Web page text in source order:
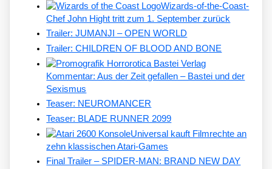
Wizards-of-the-Coast-
Chef John Hight tritt zum 1. September zurück
Trailer: JUMANJI – OPEN WORLD
Trailer: CHILDREN OF BLOOD AND BONE
Kommentar: Aus der Zeit gefallen – Bastei und der
Sexismus
Teaser: NEUROMANCER
Teaser: BLADE RUNNER 2099
Universal kauft Filmrechte an
zehn klassischen Atari-Games
Final Trailer – SPIDER-MAN: BRAND NEW DAY